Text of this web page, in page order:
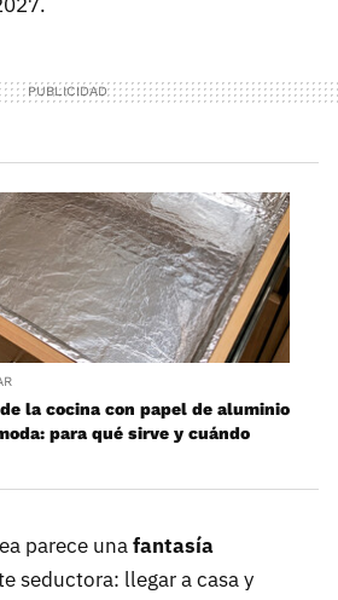
la cocina con papel de aluminio
para qué sirve y cuándo
parece unafantasía
seductora: llegar a casa y